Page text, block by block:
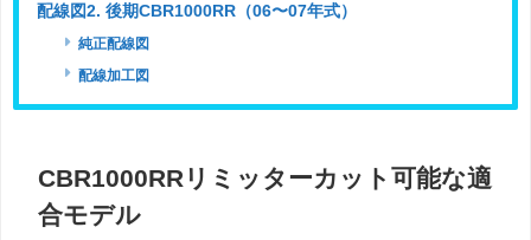
配線図2. 後期CBR1000RR（06〜07年式）
純正配線図
配線加工図
CBR1000RRリミッターカット可能な適
合モデル